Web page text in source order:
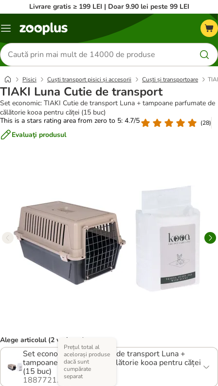
Livrare gratis ≥ 199 LEI | Doar 9.90 lei peste 99 LEI
Categorii
Căutare
produse
Pisici Cuști transport pisici și accesorii Cuști și transportoare
TIAKI Luna Cutie de transport
Set economic: TIAKI Cutie de transport Luna + tampoane parfumate de
călătorie kooa pentru căței (15 buc)
This is a stars rating area from zero to 5: 4.7/5
(28)
Evaluaţi produsul
Alege articolul (2 variante)
Set economic: TIAKI Cutie de transport Luna +
tampoane parfumate de călătorie kooa pentru căței
(15 buc)
1887721.1
Prețul total al
acelorași produse
dacă sunt
cumpărate
separat